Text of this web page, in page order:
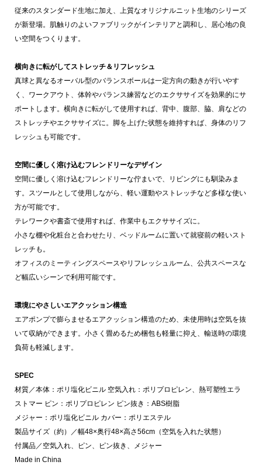
従来のスタンダード生地に加え、上質なオリジナルニット生地のシリーズ
が新登場。肌触りのよいファブリックがインテリアと調和し、居心地の良
い空間をつくります。
横向きに転がしてストレッチ＆リフレッシュ
真球と異なるオーバル型のバランスボールは一定方向の動きが行いやす
く、ワークアウト、体幹やバランス練習などのエクササイズを効果的にサ
ポートします。横向きに転がして使用すれば、背中、腹部、脇、肩などの
ストレッチやエクササイズに。脚を上げた状態を維持すれば、身体のリフ
レッシュも可能です。
空間に優しく溶け込むフレンドリーなデザイン
空間に優しく溶け込むフレンドリーな佇まいで、リビングにも馴染みま
す。スツールとして使用しながら、軽い運動やストレッチなど多様な使い
方が可能です。
テレワークや書斎で使用すれば、作業中もエクササイズに。
小さな棚や化粧台と合わせたり、ベッドルームに置いて就寝前の軽いスト
レッチも。
オフィスのミーティングスペースやリフレッシュルーム、公共スペースな
ど幅広いシーンで利用可能です。
環境にやさしいエアクッション構造
エアポンプで膨らませるエアクッション構造のため、未使用時は空気を抜
いて収納ができます。小さく畳めるため梱包も軽量に抑え、輸送時の環境
負荷も軽減します。
SPEC
材質／本体：ポリ塩化ビニル 空気入れ：ポリプロピレン、熱可塑性エラ
ストマー ピン：ポリプロピレン ピン抜き：ABS樹脂
メジャー：ポリ塩化ビニル カバー：ポリエステル
製品サイズ（約）／幅48×奥行48×高さ56cm（空気を入れた状態）
付属品／空気入れ、ピン、ピン抜き、メジャー
Made in China